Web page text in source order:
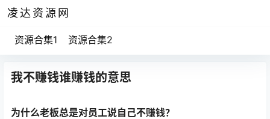
凌达资源网
资源合集1 资源合集2
我不赚钱谁赚钱的意思
为什么老板总是对员工说自己不赚钱？